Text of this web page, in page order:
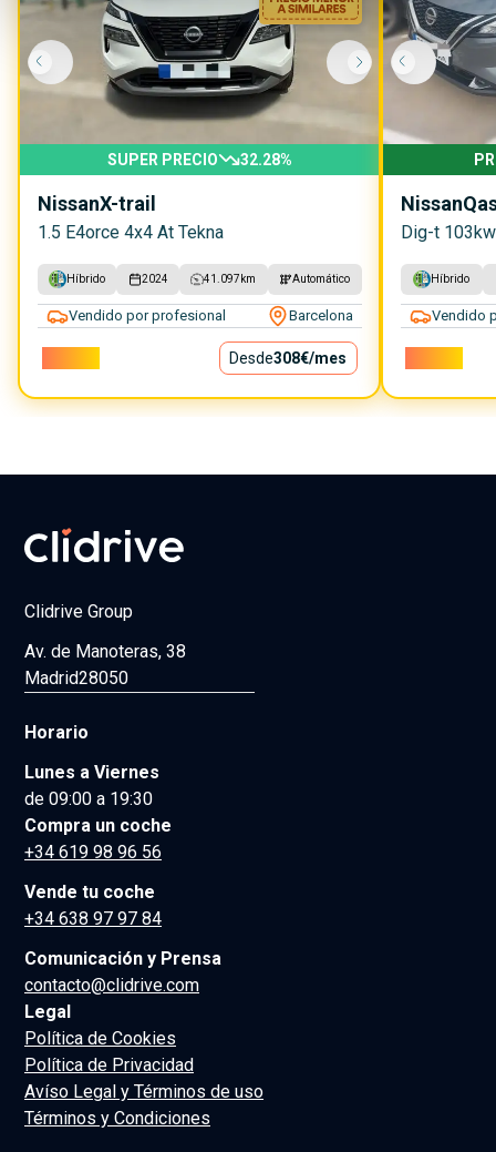
SUPER PRECIO 32.28%
NissanX-trail
1.5 E4orce 4x4 At Tekna
Híbrido 2024 41.097 km Automático
Vendido por profesional Barcelona
Desde308€/mes
Nissan
Dig-t
Híbrido
Vendido
Clidrive Group
Av. de Manoteras, 38
Madrid28050
Horario
Lunes a Viernes
de 09:00 a 19:30
Compra un coche
+34 619 98 96 56
Vende tu coche
+34 638 97 97 84
Comunicación y Prensa
contacto@clidrive.com
Legal
Política de Cookies
Política de Privacidad
Avíso Legal y Términos de uso
Términos y Condiciones